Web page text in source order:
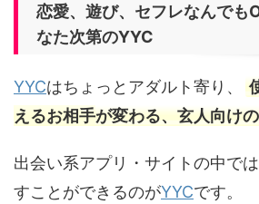
恋愛、遊び、セフレなんでも
なた次第のYYC
YYCはちょっとアダルト寄り、
えるお相手が変わる、玄人向け
出会い系アプリ・サイトの中で
すことができるのがYYCです。